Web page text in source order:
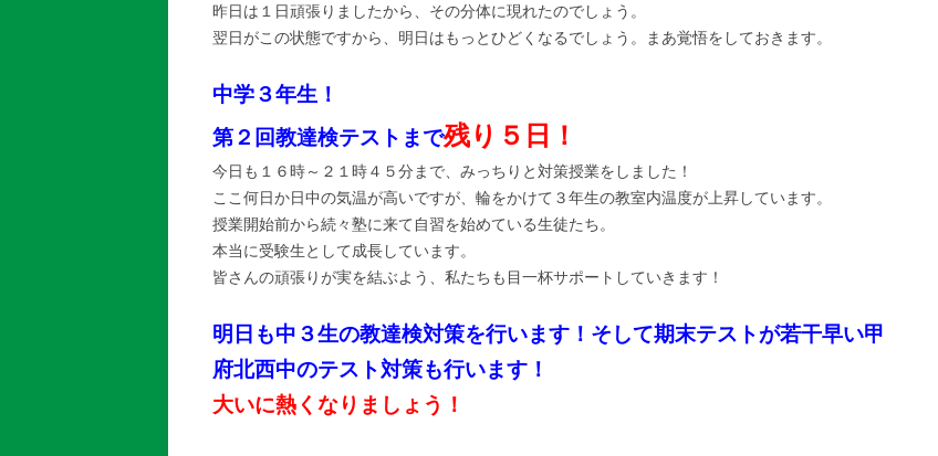
昨日は１日頑張りましたから、その分体に現れたのでしょう。
翌日がこの状態ですから、明日はもっとひどくなるでしょう。まあ覚悟をしておきます。
中学３年生！
第２回教達検テストまで残り５日！
今日も１６時～２１時４５分まで、みっちりと対策授業をしました！
ここ何日か日中の気温が高いですが、輪をかけて３年生の教室内温度が上昇しています。
授業開始前から続々塾に来て自習を始めている生徒たち。
本当に受験生として成長しています。
皆さんの頑張りが実を結ぶよう、私たちも目一杯サポートしていきます！
明日も中３生の教達検対策を行います！そして期末テストが若干早い甲
府北西中のテスト対策も行います！
大いに熱くなりましょう！